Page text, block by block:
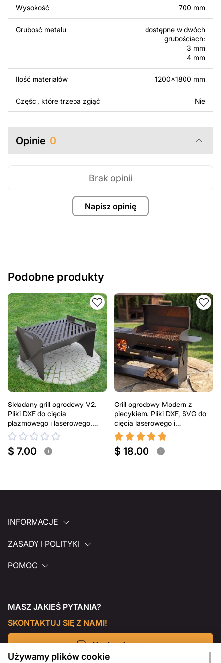
surowo zabronione.
Za dodatkową opłatą możemy dostosować projekt
poprzez dodanie tekstu, obrazów lub logo Twojej firmy
albo wprowadzenie innych modyfikacji według Twoich
potrzeb. Jeśli potrzebujesz indywidualnego projektu
metalowego produktu, skontaktuj się z nami.
Jeśli masz jakiekolwiek pytania lub potrzebujesz
pomocy, skontaktuj się z nami w dowolnym momencie –
zawsze chętnie pomożemy.
Wysokość 700 mm
Grubość metalu
dostępne w dwóch
grubościach:
3 mm
4 mm
Ilość materiałów 1200x1800 mm
Części, które trzeba zgiąć Nie
Opinie 0
Napisz opinię
Brak opinii
Podobne produkty
Składany grill ogrodowy V2.
Pliki DXF do cięcia
plazmowego i laserowego.
Przenośny grill BBQ
$ 7.00 i
Grill ogrodowy Modern z
piecykiem. Pliki DXF, SVG do
cięcia laserowego i
plazmowego
$ 18.00 i
INFORMACJE
ZASADY I POLITYKI
POMOC
MASZ JAKIEŚ PYTANIA?
SKONTAKTUJ SIĘ Z NAMI!
Napisz do nas
Używamy plików cookie